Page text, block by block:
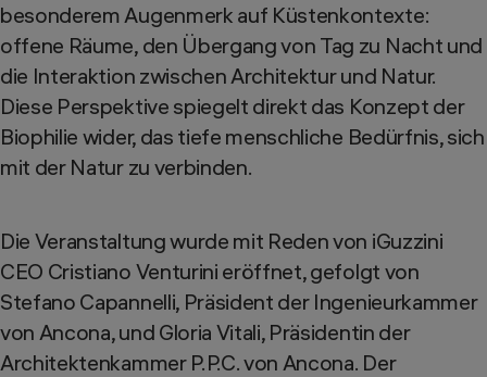
besonderem Augenmerk auf Küstenkontexte:
offene Räume, den Übergang von Tag zu Nacht und
die Interaktion zwischen Architektur und Natur.
Diese Perspektive spiegelt direkt das Konzept der
Biophilie wider, das tiefe menschliche Bedürfnis, sich
mit der Natur zu verbinden.
Die Veranstaltung wurde mit Reden von iGuzzini
CEO Cristiano Venturini eröffnet, gefolgt von
Stefano Capannelli, Präsident der Ingenieurkammer
von Ancona, und Gloria Vitali, Präsidentin der
Architektenkammer P.P.C. von Ancona. Der